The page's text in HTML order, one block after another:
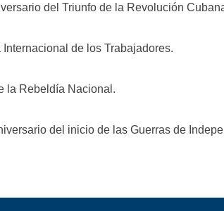
del Triunfo de la Revolución
Internacional de los Trabajadores.
la Rebeldía Nacional.
del inicio de las Guerras de